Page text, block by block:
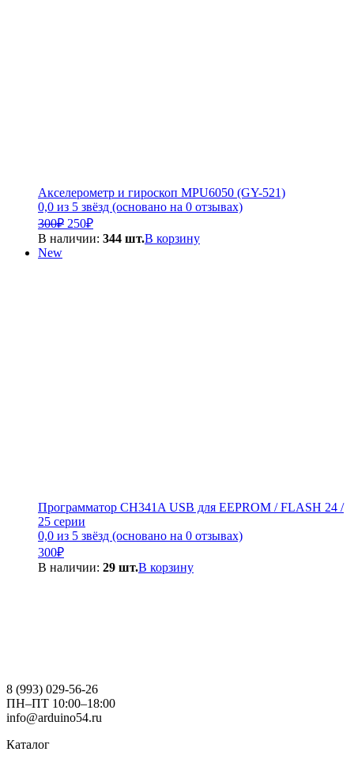
Акселерометр и гироскоп MPU6050 (GY-521)
0,0 из 5 звёзд (основано на 0 отзывах)
300₽ Первоначальная
цена
250₽Текущая
цена:
В наличии: 344 шт.В корзину
New
Программатор CH341A USB для EEPROM / FLASH 24 /
25 серии
0,0 из 5 звёзд (основано на 0 отзывах)
300₽
В наличии: 29 шт.В корзину
8 (993) 029-56-26
ПН–ПТ 10:00–18:00
info@arduino54.ru
Каталог